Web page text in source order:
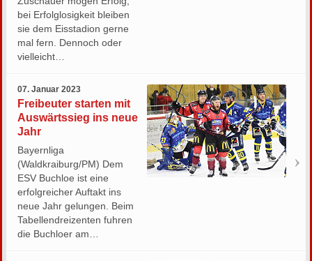
bei Erfolglosigkeit bleiben
sie dem Eisstadion gerne
mal fern. Dennoch oder
vielleicht…
07. Januar 2023
Freibeuter starten mit
Auswärtssieg ins neue
Jahr
Bayernliga
(Waldkraiburg/PM) Dem
ESV Buchloe ist eine
erfolgreicher Auftakt ins
neue Jahr gelungen. Beim
Tabellendreizenten fuhren
die Buchloer am…